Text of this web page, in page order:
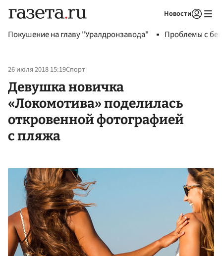
Новости
Покушение на главу "Уралдронзавода" Проблемы с
26 июля 2018 15:19Спорт
Девушка новичка
«Локомотива» поделилась
откровенной фотографией
с пляжа